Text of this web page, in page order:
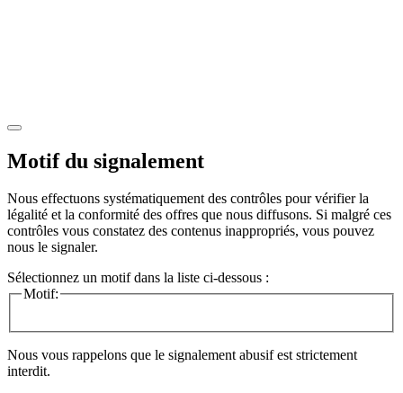
Motif du signalement
Nous effectuons systématiquement des contrôles pour vérifier la
légalité et la conformité des offres que nous diffusons. Si malgré ces
contrôles vous constatez des contenus inappropriés, vous pouvez
nous le signaler.
Sélectionnez un motif dans la liste ci-dessous :
Motif:
Nous vous rappelons que le signalement abusif est strictement
interdit.